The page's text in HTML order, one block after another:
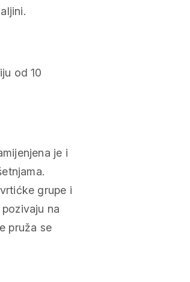
od 10
je i
grupe i
na
pruža se